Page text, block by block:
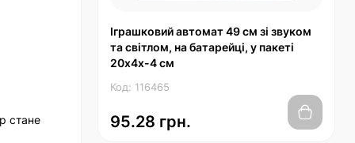
стане
Іграшковий автомат 49 см зі звуком
та світлом, на батарейці, у пакеті
20х4х-4 см
Код: 116465
95.28 грн.